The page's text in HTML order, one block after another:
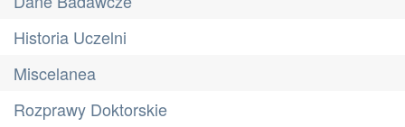
Historia Uczelni
Miscelanea
Rozprawy Doktorskie